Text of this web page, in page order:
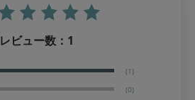
レビュー数： 1
(1)
(0)